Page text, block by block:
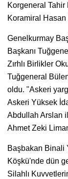
Korgeneral Tahir
Koramiral
Genelkurmay
Başkanı
Zırhlı Birlikler
Tuğgeneral
oldu. "Askeri
Askeri Yüksek
Abdullah Arslan
Ahmet Zeki
Başbakan Binali
Köşkü'nde dün
Silahlı